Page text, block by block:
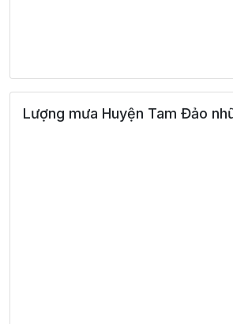
Lượng mưa Huyện Tam Đảo